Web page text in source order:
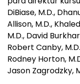
DiBiase, M.D.,
Allison, M.D.,
M.D., David
Robert Canby,
Rodney Horton,
Jason Zagrodzky,